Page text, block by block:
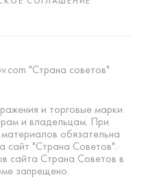
"Страна советов"
и торговые марки
и владельцам. При
обязательна
сайт "Страна Советов".
сайта Страна Советов в
запрещено.